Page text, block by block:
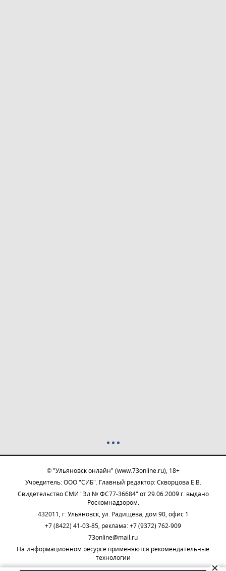
© "Ульяновск онлайн" (www.73online.ru), 18+
Учредитель: ООО "СИБ". Главный редактор: Скворцова Е.В.
Свидетельство СМИ "Эл № ФС77-36684" от 29.06.2009 г. выдано
Роскомнадзором.
432011, г. Ульяновск, ул. Радищева, дом 90, офис 1
+7 (8422) 41-03-85, реклама: +7 (9372) 762-909
73online@mail.ru
На информационном ресурсе применяются рекомендательные
технологии